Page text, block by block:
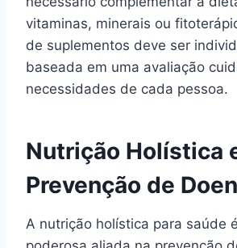
vitaminas, minerais ou
de suplementos deve ser
baseada em uma avaliação
necessidades de cada pessoa.
Nutrição Holística
Prevenção de
A nutrição holística para saúde